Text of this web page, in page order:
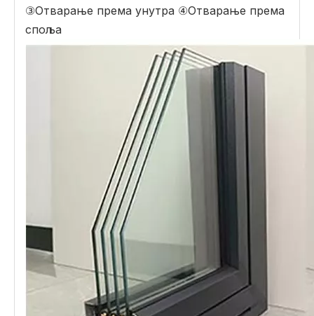
③Отварање према унутра ④Отварање према
споља